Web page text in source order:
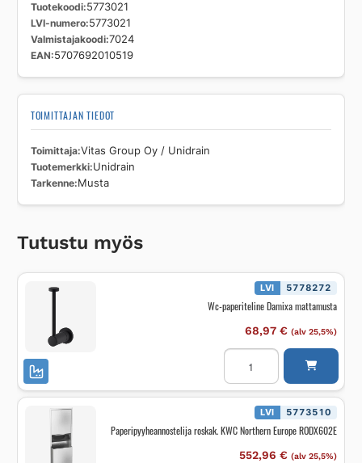
Tuotekoodi 5773021
LVI-numero 5773021
Valmistajakoodi 7024
EAN 5707692010519
TOIMITTAJAN TIEDOT
Toimittaja Vitas Group Oy / Unidrain
Tuotemerkki Unidrain
Tarkenne Musta
Tutustu myös
LVI 5778272
Wc-paperiteline Damixa mattamusta
68,97 € (alv 25,5%)
Wc-
paperiteline
Damixa
mattamusta
määrä
LVI 5773510
Paperipyyheannostelija roskak. KWC Northern Europe RODX602E
552,96 € (alv 25,5%)